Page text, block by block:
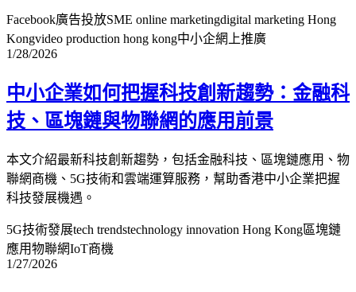
Facebook廣告投放SME online marketingdigital marketing Hong
Kongvideo production hong kong中小企網上推廣
1/28/2026
中小企業如何把握科技創新趨勢：金融科
技、區塊鏈與物聯網的應用前景
本文介紹最新科技創新趨勢，包括金融科技、區塊鏈應用、物
聯網商機、5G技術和雲端運算服務，幫助香港中小企業把握
科技發展機遇。
5G技術發展tech trendstechnology innovation Hong Kong區塊鏈
應用物聯網IoT商機
1/27/2026